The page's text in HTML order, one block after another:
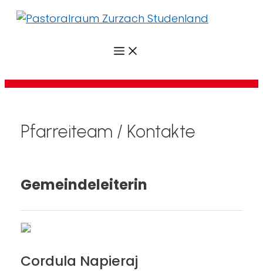
Pfarreiteam / Kontakte
Gemeindeleiterin
Cordula Napieraj